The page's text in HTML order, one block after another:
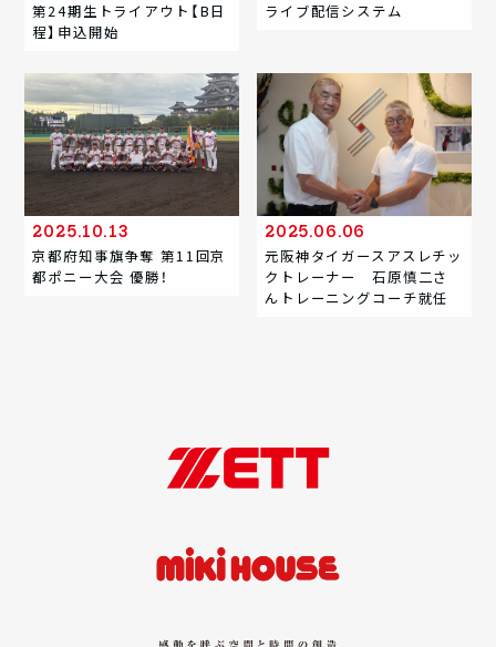
第24期生トライアウト【B日
程】申込開始
ライブ配信システム
2025.10.13
京都府知事旗争奪 第11回京
都ポニー大会 優勝！
2025.06.06
元阪神タイガースアスレチッ
クトレーナー 石原慎二さ
んトレーニングコーチ就任